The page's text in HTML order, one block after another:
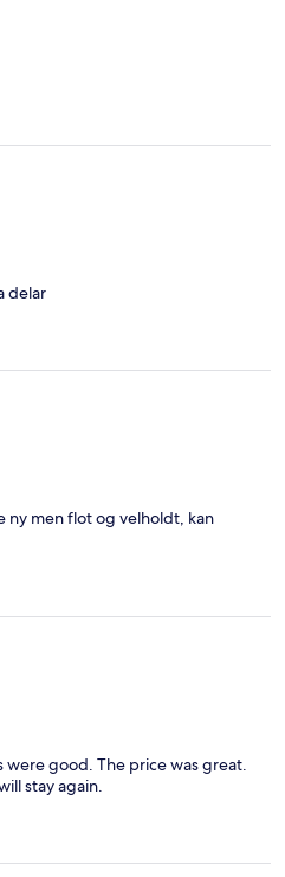
delar
ny men flot og velholdt, kan
were good. The price was great.
stay again.